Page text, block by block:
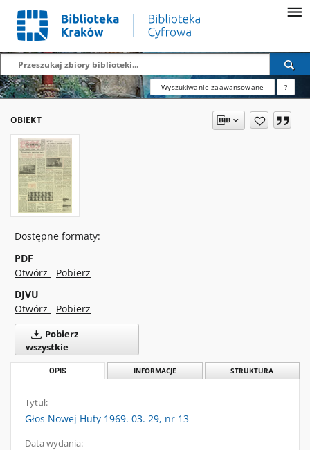
Wyszukiwanie zaawansowane ?
OBIEKT
Dostępne formaty:
PDF
Otwórz
Pobierz
DJVU
Otwórz
Pobierz
Pobierz
wszystkie
OPIS INFORMACJE STRUKTURA
Tytuł:
Głos Nowej Huty 1969. 03. 29, nr 13
Data wydania: